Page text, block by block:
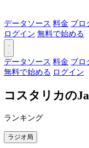
データソース 料金 ブロ
ログイン 無料で始める
データソース 料金 ブロ
無料で始める ログイン
コスタリカの
ランキング
ラジオ局